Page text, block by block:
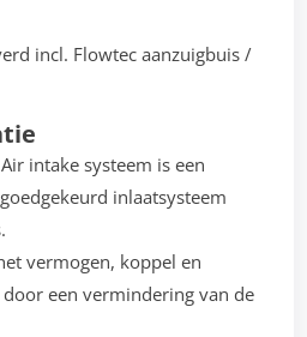
incl. Flowtec aanzuigbuis /
intake systeem is een
inlaatsysteem
vermogen, koppel en
een vermindering van de